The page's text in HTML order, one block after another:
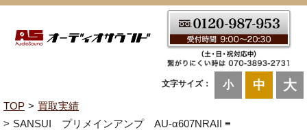
文字サイズ： 小 中 大
TOP
買取実績
SANSUI プリメインアンプ AU-α607NRAII ≡